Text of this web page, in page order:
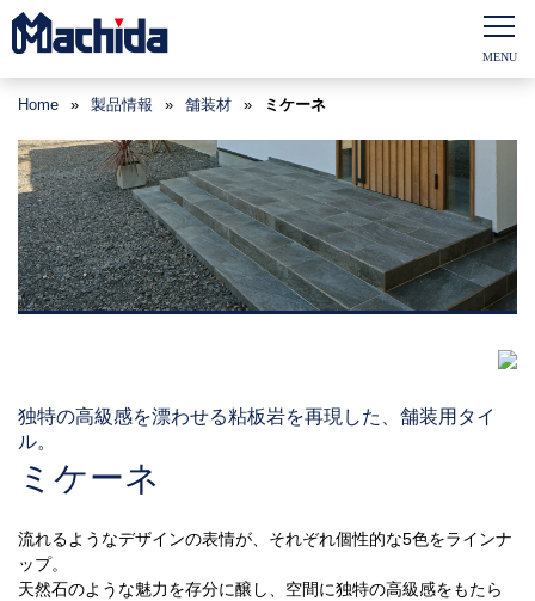
Home » 製品情報 » 舗装材 » ミケーネ
独特の高級感を漂わせる粘板岩を再現した、舗装用タイ
ル。
ミケーネ
流れるようなデザインの表情が、それぞれ個性的な5色をラインナ
ップ。
天然石のような魅力を存分に醸し、空間に独特の高級感をもたら